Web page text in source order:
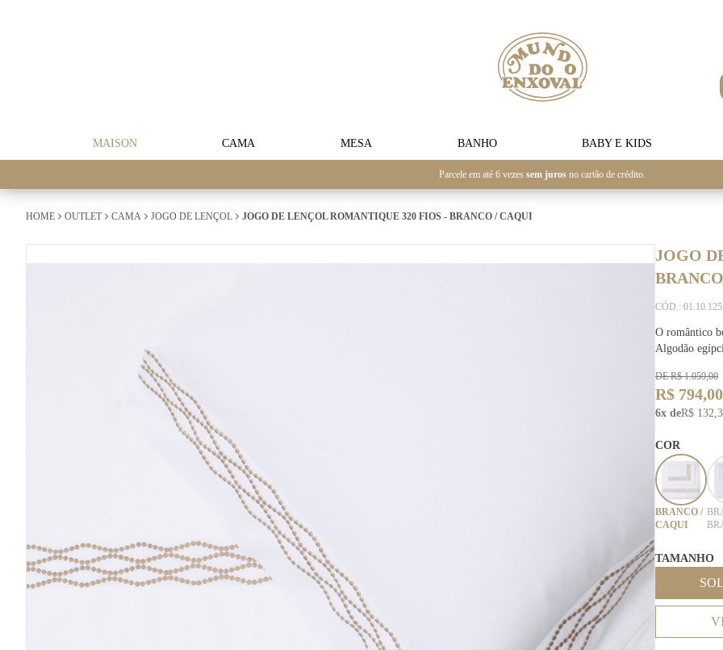
MAISON CAMA MESA BANHO BABY E KIDS
Parcele em até 6 vezes sem juros no cartão de crédito.
HOME OUTLET CAMA JOGO DE LENÇOL JOGO DE LENÇOL ROMANTIQUE 320 FIOS - BRANCO / CAQUI
JOGO
CÓD.:
O romântico
Algodão
DE R$ 1.059,00
R$ 794,00
6x deR$
COR
BRANCO /
CAQUI
TAMANHO